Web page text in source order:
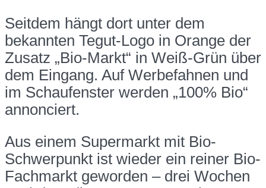
Seitdem hängt dort unter dem
bekannten Tegut-Logo in Orange der
Zusatz „Bio-Markt“ in Weiß-Grün über
dem Eingang. Auf Werbefahnen und
im Schaufenster werden „100% Bio“
annonciert.
Aus einem Supermarkt mit Bio-
Schwerpunkt ist wieder ein reiner Bio-
Fachmarkt geworden – drei Wochen